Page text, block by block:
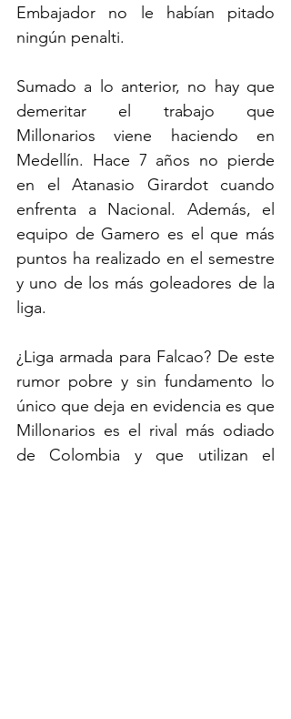
Embajador no le habían pitado
ningún penalti.
Sumado a lo anterior, no hay que
demeritar el trabajo que
Millonarios viene haciendo en
Medellín. Hace 7 años no pierde
en el Atanasio Girardot cuando
enfrenta a Nacional. Además, el
equipo de Gamero es el que más
puntos ha realizado en el semestre
y uno de los más goleadores de la
liga.
¿Liga armada para Falcao? De este
rumor pobre y sin fundamento lo
único que deja en evidencia es que
Millonarios es el rival más odiado
de Colombia y que utilizan el